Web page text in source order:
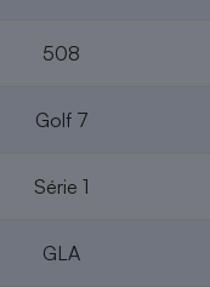
508
Golf 7
Série 1
GLA